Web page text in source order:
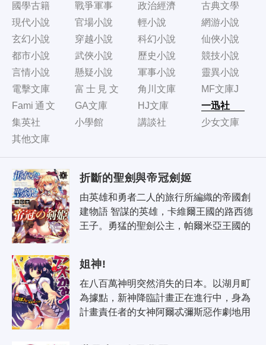
國學古籍
戰爭軍事 政治經濟
古典文學
現代小說
官場小說 輕小說
網游小說
玄幻小說
穿越小說 科幻小說
仙俠小說
都市小說
武俠小說 歷史小說
競技小說
言情小說
懸疑小說 軍事小說
靈異小說
電擊文庫
富士見文
庫
角川文庫
MF文庫J
Fami通文
庫
GA文庫 HJ文庫
一迅社
集英社
小學館 講談社
少女文庫
其他文庫
折斷的聖劍與帝冠劍姬
由英雄和勇者二人的旅行所編織的帝國創
建物語 智謀的英雄，卡維爾王國的路西德
王子。勇猛的聖劍公主，帕爾米亞王國的
姐神!
在八百萬神明突然消失的日本。以湖月町
為據點，新神降臨計畫正在進行中，身為
計畫責任者的女神阿爾忒彌斯惡作劇地用